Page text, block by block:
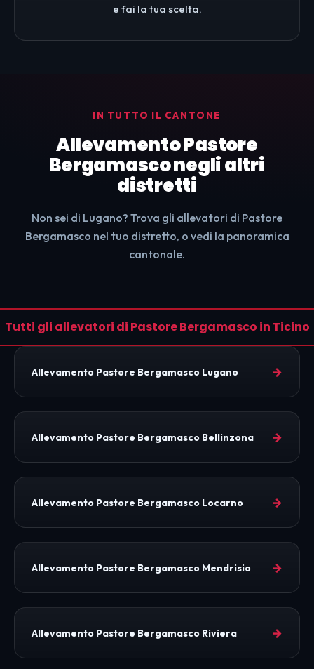
e fai la tua scelta.
IN TUTTO IL CANTONE
Allevamento Pastore
Bergamasco negli altri
distretti
Non sei di Lugano? Trova gli allevatori di Pastore
Bergamasco nel tuo distretto, o vedi la panoramica
cantonale.
Tutti gli allevatori di Pastore Bergamasco in Ticino
Allevamento Pastore Bergamasco Lugano →
Allevamento Pastore Bergamasco Bellinzona →
Allevamento Pastore Bergamasco Locarno →
Allevamento Pastore Bergamasco Mendrisio →
Allevamento Pastore Bergamasco Riviera →